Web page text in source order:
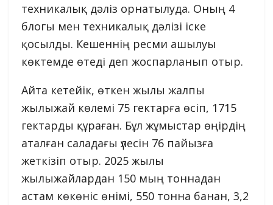
техникалық дәліз орнатылуда. Оның 4
блогы мен техникалық дәлізі іске
қосылды. Кешеннің ресми ашылуы
көктемде өтеді деп жоспарланып отыр.
Айта кетейік, өткен жылы жалпы
жылыжай көлемі 75 гектарға өсіп, 1715
гектарды құраған. Бұл жұмыстар өңірдің
аталған саладағы үлесін 76 пайызға
жеткізіп отыр. 2025 жылы
жылыжайлардан 150 мың тоннадан
астам көкөніс өнімі, 550 тонна банан, 3,2